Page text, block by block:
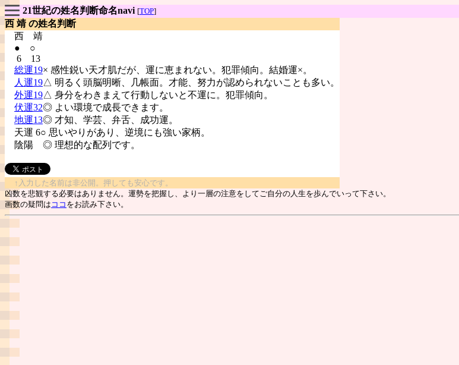
21世紀の姓名判断命名navi [TOP]
西 靖 の姓名判断
西 靖
● ○
6 13
総運19× 感性鋭い天才肌だが、運に恵まれない。犯罪傾向。結婚運×。
人運19△ 明るく頭脳明晰、几帳面。才能、努力が認められないことも多い。
外運19△ 身分をわきまえて行動しないと不運に。犯罪傾向。
伏運32◎ よい環境で成長できます。
地運13◎ 才知、学芸、弁舌、成功運。
天運 6○ 思いやりがあり、逆境にも強い家柄。
陰陽 ◎ 理想的な配列です。
↑入力した名前は非公開。押しても安心です。
凶数を悲観する必要はありません。運勢を把握し、より一層の注意をしてご自分の人生を歩んでいって下さい。
画数の疑問は ココ をお読み下さい。